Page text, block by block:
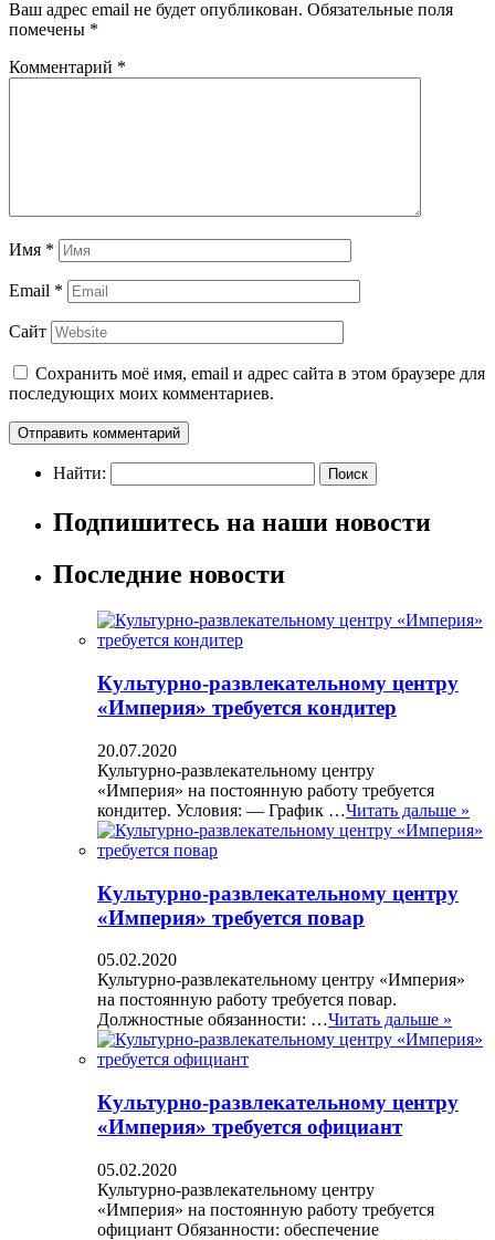
Ваш адрес email не будет опубликован. Обязательные поля
помечены *
Комментарий *
Имя *
Email *
Сайт
Сохранить моё имя, email и адрес сайта в этом браузере для
последующих моих комментариев.
Найти:
Подпишитесь на наши новости
Последние новости
Культурно-развлекательному центру
«Империя» требуется кондитер
20.07.2020
Культурно-развлекательному центру
«Империя» на постоянную работу требуется
кондитер. Условия: — График …Читать дальше »
Культурно-развлекательному центру
«Империя» требуется повар
05.02.2020
Культурно-развлекательному центру «Империя»
на постоянную работу требуется повар.
Должностные обязанности: …Читать дальше »
Культурно-развлекательному центру
«Империя» требуется официант
05.02.2020
Культурно-развлекательному центру
«Империя» на постоянную работу требуется
официант Обязанности: обеспечение